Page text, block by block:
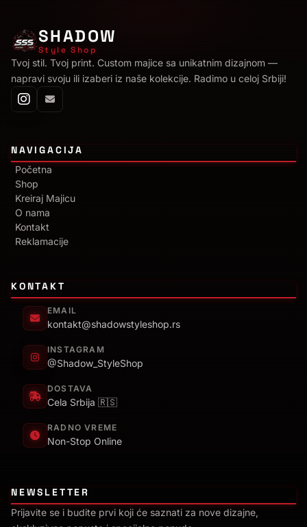
SHADOW
Style Shop
Tvoj stil. Tvoj print. Custom majice sa unikatnim dizajnom —
napravi svoju ili izaberi iz naše kolekcije. Radimo u celoj Srbiji!
NAVIGACIJA
Početna
Shop
Kreiraj Majicu
O nama
Kontakt
Reklamacije
KONTAKT
EMAIL
kontakt@shadowstyleshop.rs
INSTAGRAM
@Shadow_StyleShop
DOSTAVA
Cela Srbija 🇷🇸
RADNO VREME
Non-Stop Online
NEWSLETTER
Prijavite se i budite prvi koji će saznati za nove dizajne,